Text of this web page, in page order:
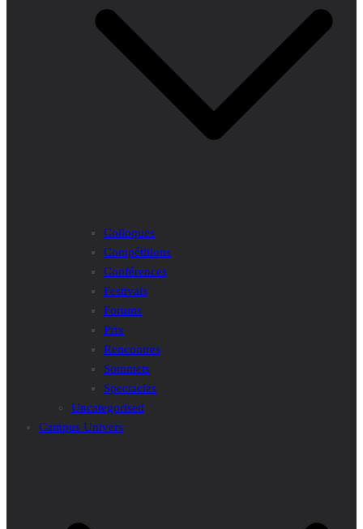
Colloques
Compétitions
Conférences
Festivals
Forums
Prix
Rencontres
Sommets
Spectacles
Uncategorised
Campus Univers